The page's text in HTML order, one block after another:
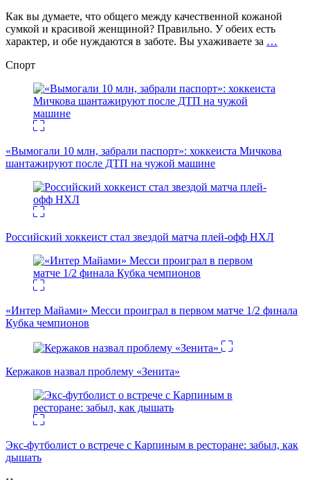
Как вы думаете, что общего между качественной кожаной
сумкой и красивой женщиной? Правильно. У обеих есть
характер, и обе нуждаются в заботе. Вы ухаживаете за …
Спорт
«Вымогали 10 млн, забрали паспорт»: хоккеиста Мичкова
шантажируют после ДТП на чужой машине
Российский хоккеист стал звездой матча плей-офф НХЛ
«Интер Майами» Месси проиграл в первом матче 1/2 финала
Кубка чемпионов
Кержаков назвал проблему «Зенита»
Экс-футболист о встрече с Карпиным в ресторане: забыл, как
дышать